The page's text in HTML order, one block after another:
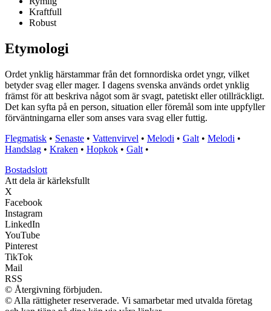
Kraftfull
Robust
Etymologi
Ordet ynklig härstammar från det fornnordiska ordet yngr, vilket
betyder svag eller mager. I dagens svenska används ordet ynklig
främst för att beskriva något som är svagt, patetiskt eller otillräckligt.
Det kan syfta på en person, situation eller föremål som inte uppfyller
förväntningarna eller som anses vara svag eller futtig.
Flegmatisk • Senaste • Vattenvirvel • Melodi • Galt • Melodi •
Handslag • Kraken • Hopkok • Galt •
Bostadslott
Att dela är kärleksfullt
X
Facebook
Instagram
LinkedIn
YouTube
Pinterest
TikTok
Mail
RSS
© Återgivning förbjuden.
© Alla rättigheter reserverade. Vi samarbetar med utvalda företag